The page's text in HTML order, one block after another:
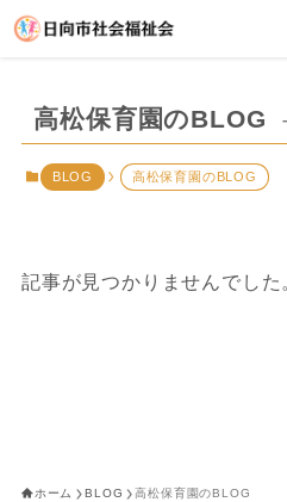
高松保育園のBLOG
BLOG 高松保育園のBLOG
記事が見つかりませんでした
ホーム BLOG 高松保育園のBLOG